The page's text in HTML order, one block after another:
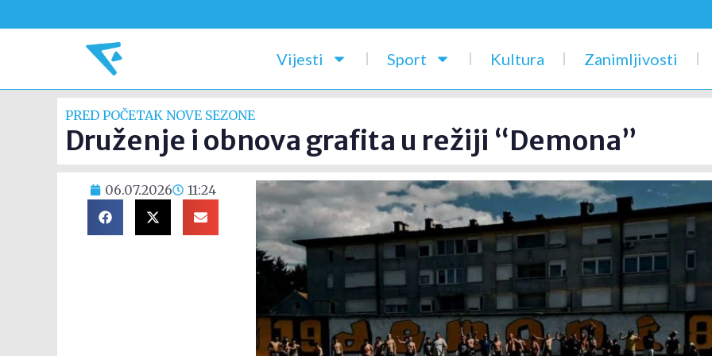
Vijesti Sport Kultura Zanimljivosti
PRED POČETAK NOVE SEZONE
Druženje i obnova grafita u režiji “Demona”
06.07.2026 11:24